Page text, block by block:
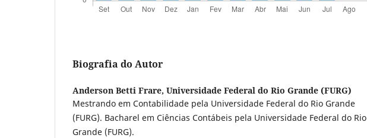
Biografia do Autor
Anderson Betti Frare, Universidade Federal do Rio Grande (FURG)
Mestrando em Contabilidade pela Universidade Federal do Rio Grande
(FURG). Bacharel em Ciências Contábeis pela Universidade Federal do Rio
Grande (FURG).